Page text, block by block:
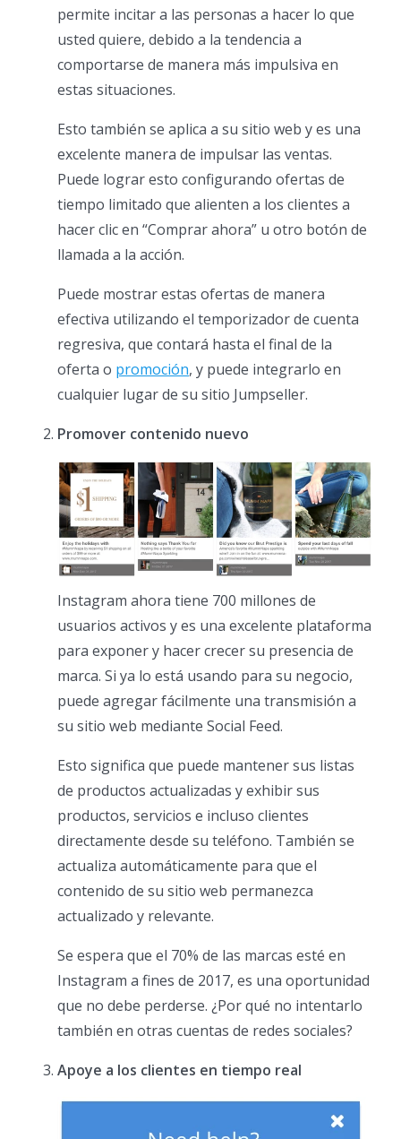
permite incitar a las personas a hacer lo que
usted quiere, debido a la tendencia a
comportarse de manera más impulsiva en
estas situaciones.
Esto también se aplica a su sitio web y es una
excelente manera de impulsar las ventas.
Puede lograr esto configurando ofertas de
tiempo limitado que alienten a los clientes a
hacer clic en “Comprar ahora” u otro botón de
llamada a la acción.
Puede mostrar estas ofertas de manera
efectiva utilizando el temporizador de cuenta
regresiva, que contará hasta el final de la
oferta o promoción, y puede integrarlo en
cualquier lugar de su sitio Jumpseller.
Promover contenido nuevo
Instagram ahora tiene 700 millones de
usuarios activos y es una excelente plataforma
para exponer y hacer crecer su presencia de
marca. Si ya lo está usando para su negocio,
puede agregar fácilmente una transmisión a
su sitio web mediante Social Feed.
Esto significa que puede mantener sus listas
de productos actualizadas y exhibir sus
productos, servicios e incluso clientes
directamente desde su teléfono. También se
actualiza automáticamente para que el
contenido de su sitio web permanezca
actualizado y relevante.
Se espera que el 70% de las marcas esté en
Instagram a fines de 2017, es una oportunidad
que no debe perderse. ¿Por qué no intentarlo
también en otras cuentas de redes sociales?
Apoye a los clientes en tiempo real